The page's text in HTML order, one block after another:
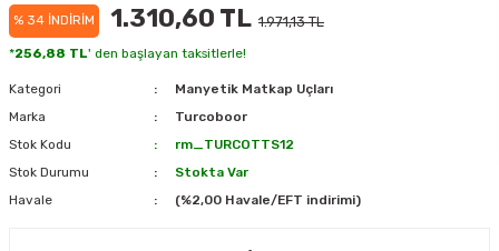
% 34 İNDİRİM 1.310,60 TL 1.971,13 TL
*256,88 TL' den başlayan taksitlerle!
Kategori
Manyetik Matkap Uçları
Marka
Turcoboor
Stok Kodu
rm_TURCOTTS12
Stok Durumu
Stokta Var
Havale
(%2,00 Havale/EFT indirimi)